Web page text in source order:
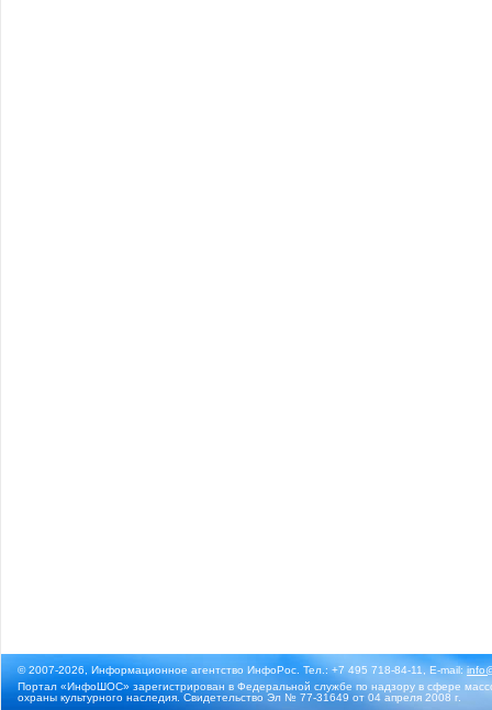
© 2007-2026, Информационное агентство ИнфоРос. Тел.: +7 495 718-84-11, E-mail:
Портал «ИнфоШОС» зарегистрирован в Федеральной службе по надзору в сфере
охраны культурного наследия. Свидетельство Эл № 77-31649 от 04 апреля 2008 г.